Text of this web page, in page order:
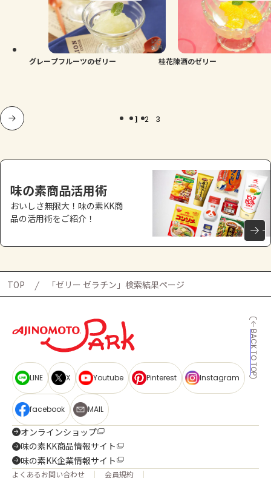
グレープフルーツのゼリー 桂花陳酒のゼリー
1 2 3
味の素商品活用術
おいしさ無限大！味の素KK商
品の活用術をご紹介！
TOP 「ゼリー ゼラチン」検索結果ページ
BACK TO TOP
LINE X Youtube Pinterest Instagram
facebook MAIL
オンラインショップ
味の素KK商品情報サイト
味の素KK企業情報サイト
よくあるお問い合わせ 会員規約